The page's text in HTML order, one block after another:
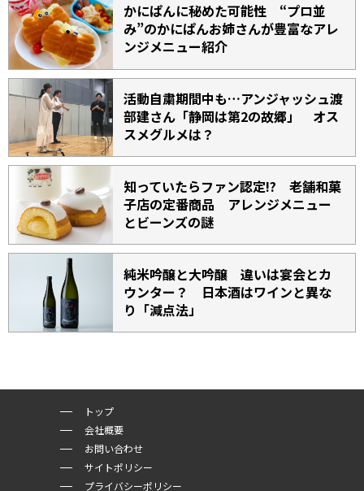
かにぱんに秘めた可能性 “プロ並
み”のかにぱんお姉さんが豊富なアレ
ンジメニュー紹介
活動自粛期間中も…アンジャッシュ渡
部建さん「静岡は第2の故郷」 オス
スメグルメは？
知っていたらファン認定!? 老舗和菓
子店の定番商品 アレンジメニュー
とビーンズの謎
純米吟醸と大吟醸 違いは宴会とカ
ウンター？ 日本酒はワインと異な
り「減点法」
トップ
会社概要
お問い合わせ
サイトポリシー
プライバシーポリシー